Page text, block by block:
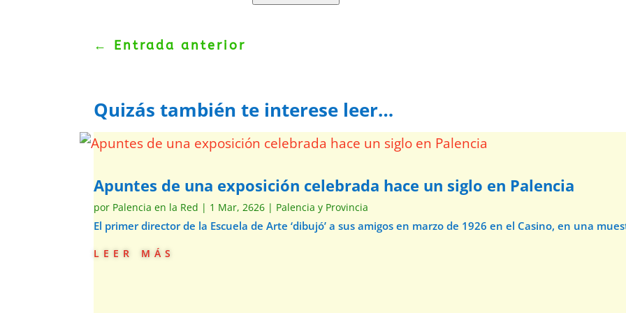
← Entrada anterior
Quizás también te interese leer…
Apuntes de una exposición celebrada hace un siglo en Palencia
por Palencia en la Red | 1 Mar, 2626 | Palencia y Provincia
El primer director de la Escuela de Arte ‘dibujó’ a sus amigos en marzo de 1926 en el Casino, en una
leer más